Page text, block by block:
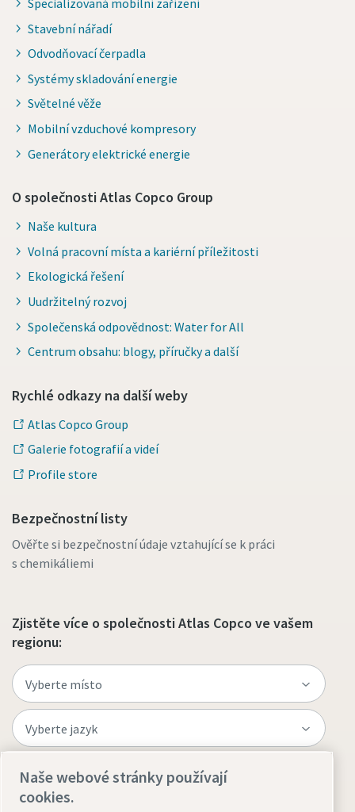
Specializovaná mobilní zařízení
Stavební nářadí
Odvodňovací čerpadla
Systémy skladování energie
Světelné věže
Mobilní vzduchové kompresory
Generátory elektrické energie
O společnosti Atlas Copco Group
Naše kultura
Volná pracovní místa a kariérní příležitosti
Ekologická řešení
Uudržitelný rozvoj
Společenská odpovědnost: Water for All
Centrum obsahu: blogy, příručky a další
Rychlé odkazy na další weby
Atlas Copco Group
Galerie fotografií a videí
Profile store
Bezpečnostní listy
Ověřte si bezpečnostní údaje vztahující se k práci
s chemikáliemi
Zjistěte více o společnosti Atlas Copco ve vašem
regionu:
Navštivte web
Naše webové stránky používají
cookies.